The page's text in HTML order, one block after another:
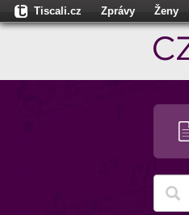
Tiscali.cz Zprávy Ženy
Sport